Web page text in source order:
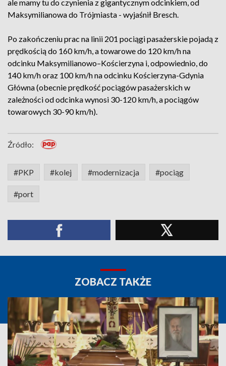
ale mamy tu do czynienia z gigantycznym odcinkiem, od
Maksymilianowa do Trójmiasta - wyjaśnił Bresch.
Po zakończeniu prac na linii 201 pociągi pasażerskie pojadą z
prędkością do 160 km/h, a towarowe do 120 km/h na
odcinku Maksymilianowo–Kościerzyna i, odpowiednio, do
140 km/h oraz 100 km/h na odcinku Kościerzyna-Gdynia
Główna (obecnie prędkość pociągów pasażerskich w
zależności od odcinka wynosi 30-120 km/h, a pociągów
towarowych 30-90 km/h).
Źródło:
#PKP #kolej #modernizacja #pociąg
#port
ZOBACZ TAKŻE